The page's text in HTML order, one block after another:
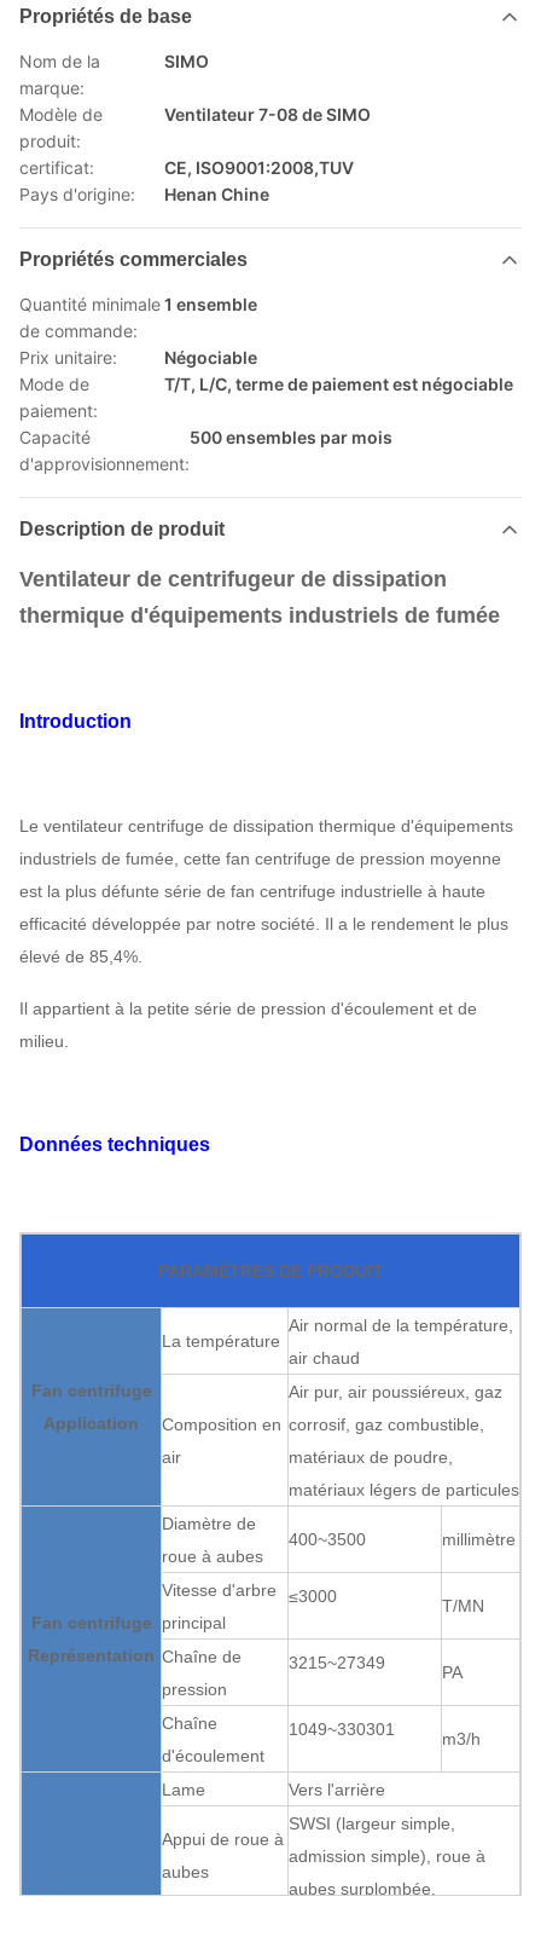
Propriétés de base
Nom de la
marque:
SIMO
Modèle de
produit:
Ventilateur 7-08 de SIMO
certificat:
CE, ISO9001:2008,TUV
Pays d'origine:
Henan Chine
Propriétés commerciales
Quantité minimale
de commande:
1 ensemble
Prix unitaire:
Négociable
Mode de
paiement:
T/T, L/C, terme de paiement est négociable
Capacité
d'approvisionnement:
500 ensembles par mois
Description de produit
Ventilateur de centrifugeur de dissipation
thermique d'équipements industriels de fumée
Introduction
Le ventilateur centrifuge de dissipation thermique d'équipements
industriels de fumée, cette fan centrifuge de pression moyenne
est la plus défunte série de fan centrifuge industrielle à haute
efficacité développée par notre société. Il a le rendement le plus
élevé de 85,4%.
Il appartient à la petite série de pression d'écoulement et de
milieu.
Données techniques
PARAMÈTRES DE PRODUIT
Fan centrifuge
Application
La température
Air normal de la température,
air chaud
Composition en
air
Air pur, air poussiéreux, gaz
corrosif, gaz combustible,
matériaux de poudre,
matériaux légers de particules
Fan centrifuge
Représentation
Diamètre de
roue à aubes
400~3500 millimètre
Vitesse d'arbre
principal
≤3000 T/MN
Chaîne de
pression
3215~27349 PA
Chaîne
d'écoulement
1049~330301 m3/h
Lame Vers l'arrière
Appui de roue à
aubes
SWSI (largeur simple,
admission simple), roue à
aubes surplombée.